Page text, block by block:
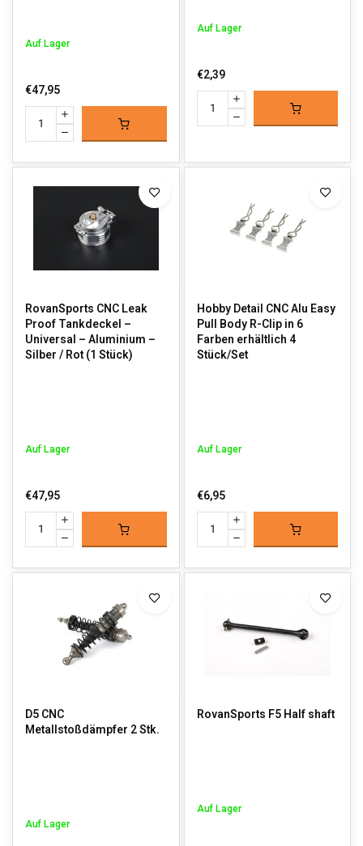
Auf Lager
€47,95
Auf Lager
€2,39
RovanSports CNC Leak
Proof Tankdeckel –
Universal – Aluminium –
Silber / Rot (1 Stück)
Auf Lager
€47,95
Hobby Detail CNC Alu Easy
Pull Body R-Clip in 6
Farben erhältlich 4
Stück/Set
Auf Lager
€6,95
D5 CNC
Metallstoßdämpfer 2 Stk.
Auf Lager
RovanSports F5 Half shaft
Auf Lager